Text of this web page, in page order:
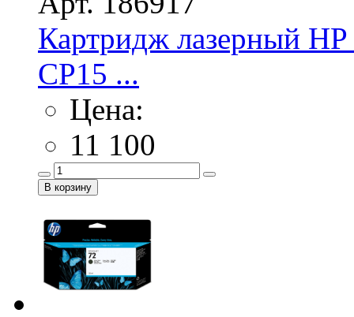
Картридж лазерный
CP15 ...
Цена:
11 100